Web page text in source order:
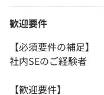
歓迎要件
【必須要件の補足】
社内SEのご経験者
【歓迎要件】